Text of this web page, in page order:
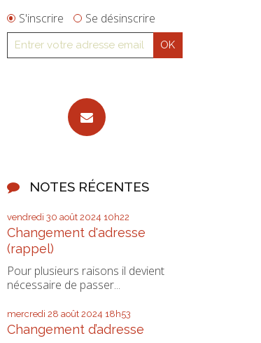
S'inscrire Se désinscrire
NOTES RÉCENTES
vendredi 30 août 2024 10h22
Changement d'adresse
(rappel)
Pour plusieurs raisons il devient
nécessaire de passer...
mercredi 28 août 2024 18h53
Changement d’adresse